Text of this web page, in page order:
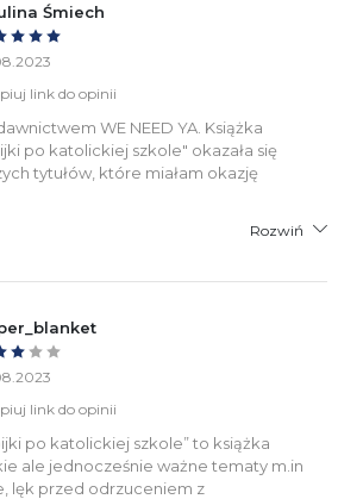
Śmiech
link do opinii
WE NEED YA. Książka
po katolickiej szkole" okazała się
tytułów, które miałam okazję
Rozwiń
link do opinii
po katolickiej szkole” to książka
ale jednocześnie ważne tematy m.in
lęk przed odrzuceniem z